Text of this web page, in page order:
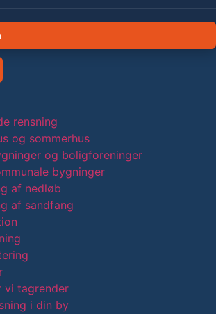
rensning
og sommerhus
og boligforeninger
bygninger
af nedløb
af sandfang
vi tagrender
i din by